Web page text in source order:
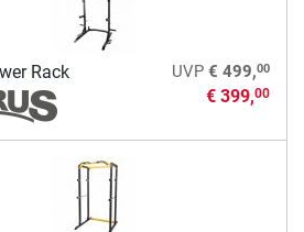
Rack UVP € 499,00
€ 399,00